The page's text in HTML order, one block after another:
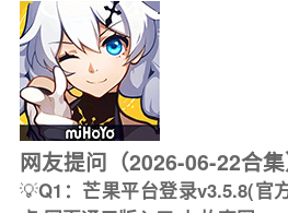
网友提问（2026-06-22合集
💡Q1：芒果平台登录v3.5.8(官